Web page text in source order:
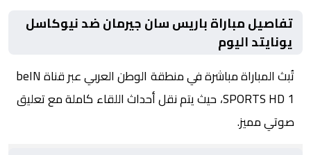
تفاصيل مباراة باريس سان جيرمان ضد نيوكاسل
يونايتد اليوم
تُبث المباراة مباشرة في منطقة الوطن العربي عبر قناة beIN
SPORTS HD 1، حيث يتم نقل أحداث اللقاء كاملة مع تعليق
صوتي مميز.